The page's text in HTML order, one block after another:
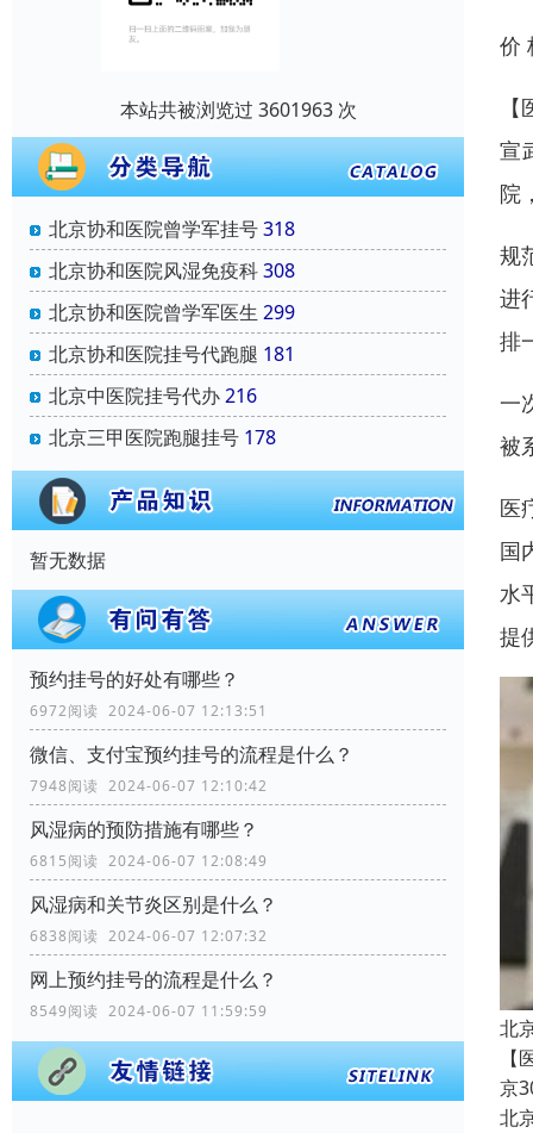
本站共被浏览过 3601963 次
北京协和医院曾学军挂号318
北京协和医院风湿免疫科308
北京协和医院曾学军医生 299
北京协和医院挂号代跑腿 181
北京中医院挂号代办216
北京三甲医院跑腿挂号 178
暂无数据
预约挂号的好处有哪些？
6972阅读 2024-06-07 12:13:51
微信、支付宝预约挂号的流程是什么？
7948阅读 2024-06-07 12:10:42
风湿病的预防措施有哪些？
6815阅读 2024-06-07 12:08:49
风湿病和关节炎区别是什么？
6838阅读 2024-06-07 12:07:32
网上预约挂号的流程是什么？
8549阅读 2024-06-07 11:59:59
价
宣
院
规
进
排
一
被
医
国
水
提
北
京
北